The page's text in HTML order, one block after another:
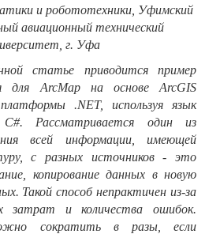
и робототехники, Уфимский
авиационный технический
г. Уфа
статье приводится пример
для ArcMap на основе ArcGIS
.NET, используя язык
C#. Рассматривается один из
всей информации, имеющей
с разных источников - это
копирование данных в новую
Такой способ непрактичен из-за
затрат и количества ошибок.
сократить в разы, если